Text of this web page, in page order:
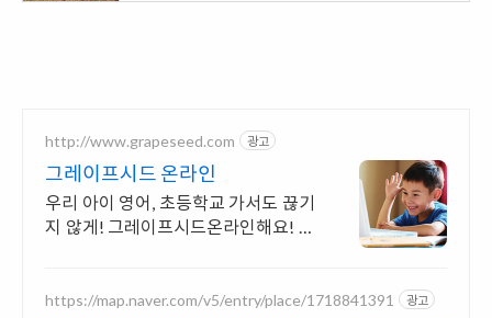
http://www.grapeseed.com 광고
그레이프시드 온라인
우리 아이 영어, 초등학교 가서도 끊기
지 않게! 그레이프시드온라인해요! 집
https://map.naver.com/v5/entry/place/1718841391 광고